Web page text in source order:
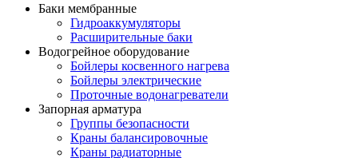
Баки мембранные
Гидроаккумуляторы
Расширительные баки
Водогрейное оборудование
Бойлеры косвенного нагрева
Бойлеры электрические
Проточные водонагреватели
Запорная арматура
Группы безопасности
Краны балансировочные
Краны радиаторные